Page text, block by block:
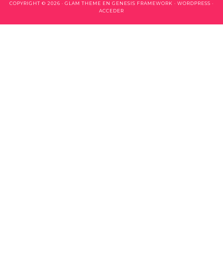
COPYRIGHT © 2026 · GLAM THEME EN GENESIS FRAMEWORK · WORDPRESS ·
ACCEDER